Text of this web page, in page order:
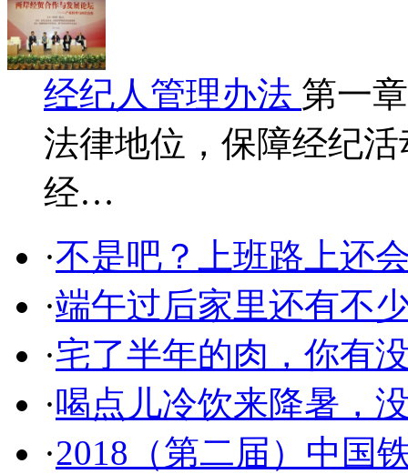
经纪人管理办法 第一
法律地位，保障经纪
经…
·不是吧？上班路上还
·端午过后家里还有不
·宅了半年的肉，你有
·喝点儿冷饮来降暑，
·2018（第二届）中国